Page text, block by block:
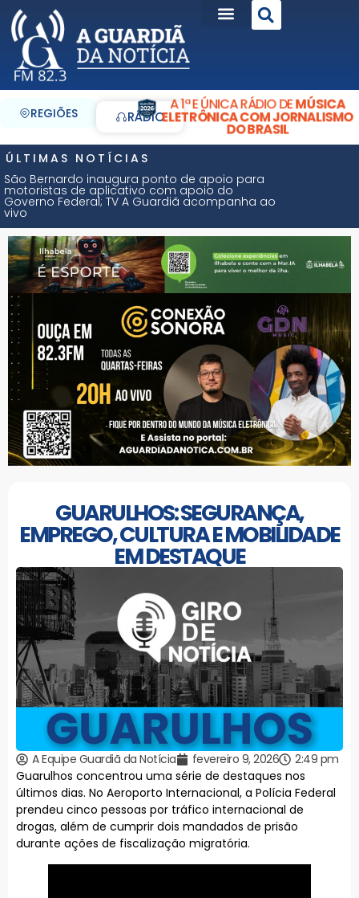
REGIÕES RÁDIO
A 1ª E ÚNICA RÁDIO DEMÚSICA
ELETRÔNICA COM JORNALISMO
DO BRASIL
ÚLTIMAS NOTÍCIAS
São Bernardo inaugura ponto de apoio para
motoristas de aplicativo com apoio do
Governo Federal; TV A Guardiã acompanha ao
vivo
GUARULHOS: SEGURANÇA,
EMPREGO, CULTURA E MOBILIDADE
EM DESTAQUE
A Equipe Guardiã da Notícia fevereiro 9, 2026
2:49 pm
Guarulhos concentrou uma série de destaques nos
últimos dias. No Aeroporto Internacional, a Polícia Federal
prendeu cinco pessoas por tráfico internacional de
drogas, além de cumprir dois mandados de prisão
durante ações de fiscalização migratória.